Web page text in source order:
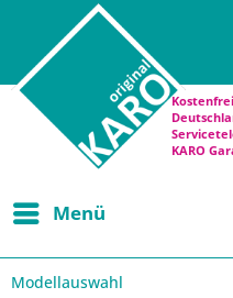
KARO
Menü
Modellauswahl